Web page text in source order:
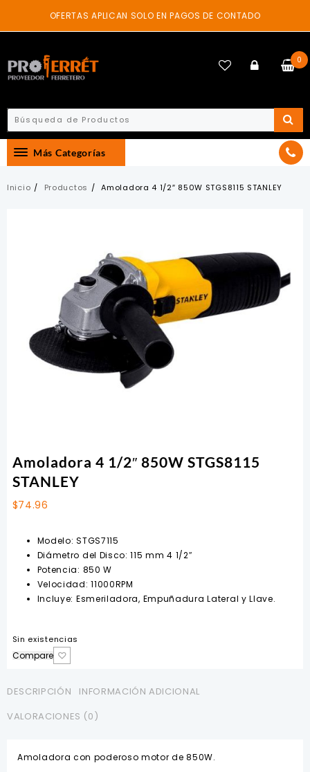
content
OFERTAS APLICAN SOLO EN PAGOS DE CONTADO
0
Más Categorías
Inicio Productos Amoladora 4 1/2″ 850W STGS8115 STANLEY
Amoladora 4 1/2″ 850W STGS8115
STANLEY
$74.96
Modelo: STGS7115
Diámetro del Disco: 115 mm 4 1/2″
Potencia: 850 W
Velocidad: 11000RPM
Incluye: Esmeriladora, Empuñadura Lateral y Llave.
Sin existencias
Compare
DESCRIPCIÓN
INFORMACIÓN ADICIONAL
VALORACIONES (0)
Amoladora con poderoso motor de 850W.